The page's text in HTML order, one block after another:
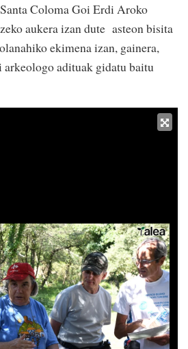
Coloma Goi Erdi Aroko
aukera izan dute asteon bisita
ekimena izan, gainera,
arkeologo adituak gidatu baitu